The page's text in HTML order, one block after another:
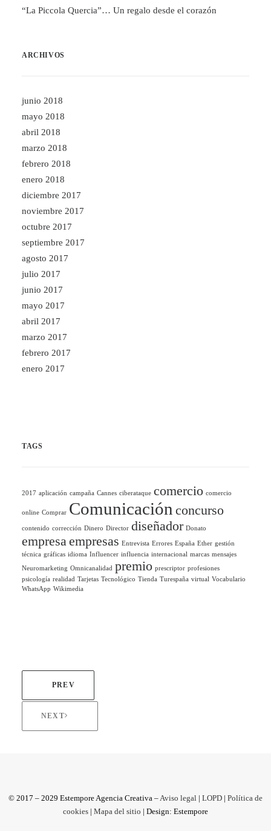
“La Piccola Quercia”… Un regalo desde el corazón
ARCHIVOS
junio 2018
mayo 2018
abril 2018
marzo 2018
febrero 2018
enero 2018
diciembre 2017
noviembre 2017
octubre 2017
septiembre 2017
agosto 2017
julio 2017
junio 2017
mayo 2017
abril 2017
marzo 2017
febrero 2017
enero 2017
TAGS
2017 aplicación campaña Cannes ciberataque comercio comercio
online Comprar Comunicación concurso
contenido corrección Dinero Director diseñador Donato
empresaempresas Entrevista Errores España Ether gestión
técnica gráficas idioma Influencer influencia internacional marcas mensajes
Neuromarketing Omnicanalidad premio prescriptor profesiones
psicología realidad Tarjetas Tecnológico Tienda Turespaña virtual Vocabulario
WhatsApp Wikimedia
PREV
NEXT
© 2017 – 2029 Estempore Agencia Creativa –Aviso legal | LOPD | Política de
cookies | Mapa del sitio | Design: Estempore